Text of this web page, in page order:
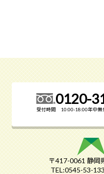
0120-
受付時間 10:00-18:00年中無
〒417-0061 静岡
TEL:0545-53-